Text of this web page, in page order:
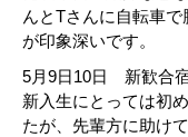
んとTさんに自転車
が印象深いです。
5月9日10日 新歓合宿
新入生にとっては初
たが、先輩方に助け